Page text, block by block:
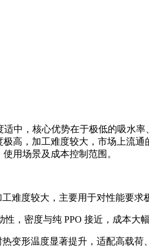
中，核心优势在于极低的吸水
高，加工难度较大，市场上流
用场景及成本控制范围。
工难度较大，主要用于对性能要
性，密度与纯 PPO 接近，成本
变形温度显著提升，适配高载荷